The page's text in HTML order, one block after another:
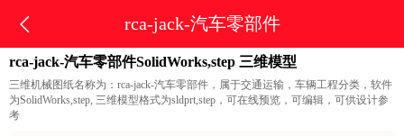
rca-jack-汽车零部件
rca-jack-汽车零部件SolidWorks,step 三维模型
三维机械图纸名称为：rca-jack-汽车零部件，属于交通运输，车辆工程分类，软件
为SolidWorks,step, 三维模型格式为sldprt,step，可在线预览，可编辑，可供设计参
考